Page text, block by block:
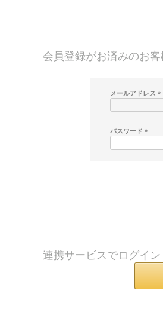
会員登録がお済みのお客
メールアドレス
)
パスワード
連携サービスでログイ